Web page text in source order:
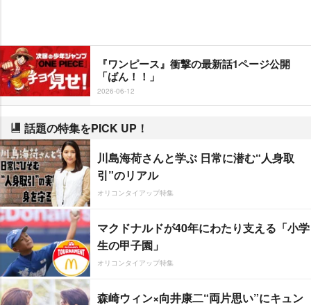
『ワンピース』衝撃の最新話1ページ公開
「ばん！！」
2026-06-12
話題の特集をPICK UP！
川島海荷さんと学ぶ 日常に潜む“人身取
引”のリアル
オリコンタイアップ特集
マクドナルドが40年にわたり支える「小学
生の甲子園」
オリコンタイアップ特集
森崎ウィン×向井康二“両片思い”にキュン